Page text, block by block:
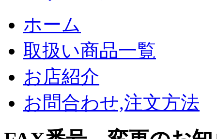
ホーム
取扱い商品一覧
お店紹介
お問合わせ,注文方法